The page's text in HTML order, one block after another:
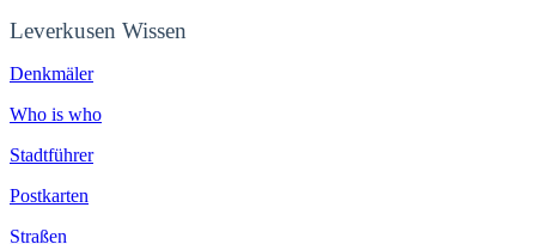
Leverkusen Wissen
Denkmäler
Who is who
Stadtführer
Postkarten
Straßen